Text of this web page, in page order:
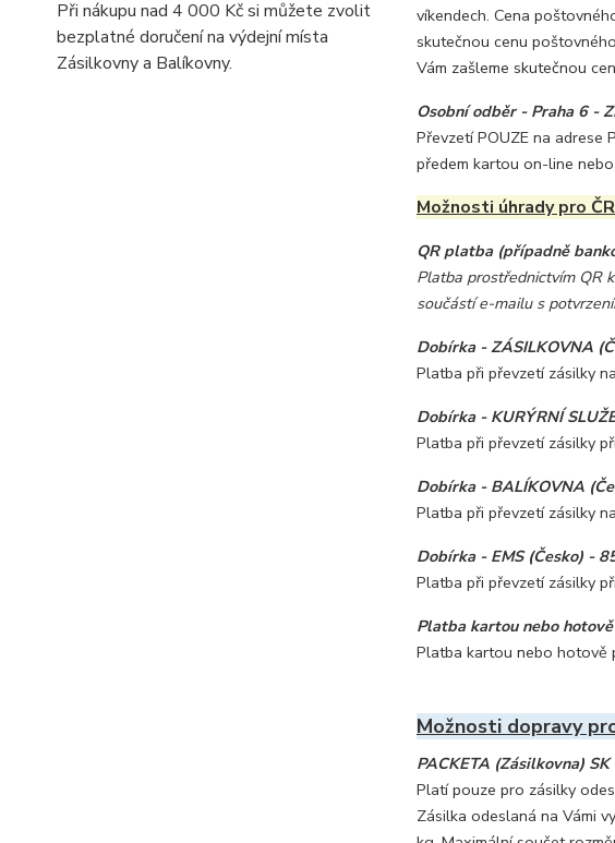
Při nákupu nad 4 000 Kč si můžete zvolit
bezplatné doručení na výdejní místa
Zásilkovny a Balíkovny.
víkendech. Cena
skutečnou cenu
Vám zašleme skutečnou
Osobní odběr - Praha 6 -
Převzetí POUZE na
předem kartou on-line
Možnosti úhrady pro
QR platba (případně
Platba prostřednictvím QR
součástí e-mailu s
Dobírka - ZÁSILKOVNA
Platba při převzetí zásilky
Dobírka - KURÝRNÍ
Platba při převzetí zásilky
Dobírka - BALÍKOVNA
Platba při převzetí zásilky
Dobírka - EMS (Česko) -
Platba při převzetí zásilky
Platba kartou nebo
Platba kartou nebo hotově
Možnosti dopravy
PACKETA (Zásilkovna)
Platí pouze pro zásilky
Zásilka odeslaná na Vámi